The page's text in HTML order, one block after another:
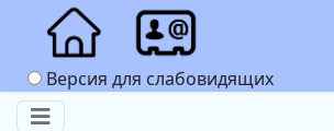
Версия для слабовидящих